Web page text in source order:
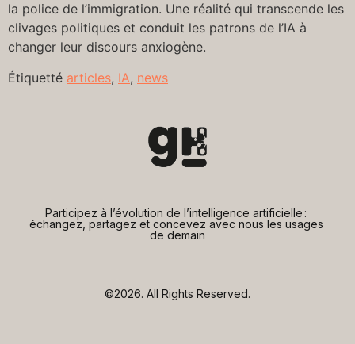
la police de l’immigration. Une réalité qui transcende les
clivages politiques et conduit les patrons de l’IA à
changer leur discours anxiogène.
Étiquetté articles, IA, news
Participez à l’évolution de l’intelligence artificielle :
échangez, partagez et concevez avec nous les usages
de demain
©2026. All Rights Reserved.